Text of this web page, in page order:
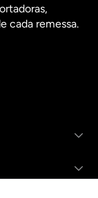
cada remessa.